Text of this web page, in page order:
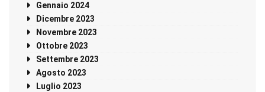
Gennaio 2024
Dicembre 2023
Novembre 2023
Ottobre 2023
Settembre 2023
Agosto 2023
Luglio 2023